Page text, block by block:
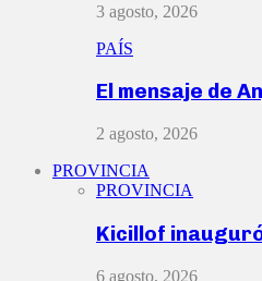
3 agosto, 2026
PAÍS
El mensaje de
2 agosto, 2026
PROVINCIA
PROVINCIA
Kicillof
6 agosto, 2026